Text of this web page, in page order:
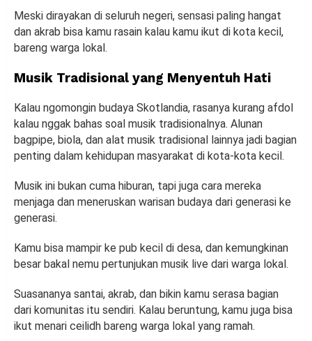
Meski dirayakan di seluruh negeri, sensasi paling hangat
dan akrab bisa kamu rasain kalau kamu ikut di kota kecil,
bareng warga lokal.
Musik Tradisional yang Menyentuh Hati
Kalau ngomongin budaya Skotlandia, rasanya kurang afdol
kalau nggak bahas soal musik tradisionalnya. Alunan
bagpipe, biola, dan alat musik tradisional lainnya jadi bagian
penting dalam kehidupan masyarakat di kota-kota kecil.
Musik ini bukan cuma hiburan, tapi juga cara mereka
menjaga dan meneruskan warisan budaya dari generasi ke
generasi.
Kamu bisa mampir ke pub kecil di desa, dan kemungkinan
besar bakal nemu pertunjukan musik live dari warga lokal.
Suasananya santai, akrab, dan bikin kamu serasa bagian
dari komunitas itu sendiri. Kalau beruntung, kamu juga bisa
ikut menari ceilidh bareng warga lokal yang ramah.